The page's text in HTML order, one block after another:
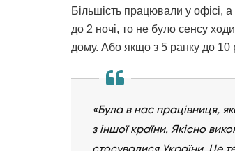
Більшість працювали у офісі,
до 2 ночі, то не було сенсу
дому. Або якщо з 5 ранку до 10
«Була в нас працівниця,
з іншої країни. Якісно